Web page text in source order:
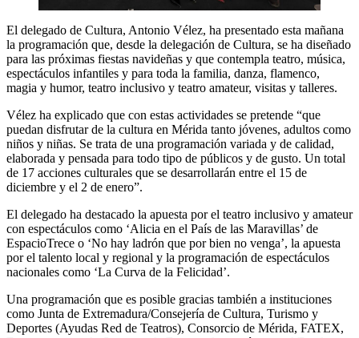
El delegado de Cultura, Antonio Vélez, ha presentado esta mañana
la programación que, desde la delegación de Cultura, se ha diseñado
para las próximas fiestas navideñas y que contempla teatro, música,
espectáculos infantiles y para toda la familia, danza, flamenco,
magia y humor, teatro inclusivo y teatro amateur, visitas y talleres.
Vélez ha explicado que con estas actividades se pretende “que
puedan disfrutar de la cultura en Mérida tanto jóvenes, adultos como
niños y niñas. Se trata de una programación variada y de calidad,
elaborada y pensada para todo tipo de públicos y de gusto. Un total
de 17 acciones culturales que se desarrollarán entre el 15 de
diciembre y el 2 de enero”.
El delegado ha destacado la apuesta por el teatro inclusivo y amateur
con espectáculos como ‘Alicia en el País de las Maravillas’ de
EspacioTrece o ‘No hay ladrón que por bien no venga’, la apuesta
por el talento local y regional y la programación de espectáculos
nacionales como ‘La Curva de la Felicidad’.
Una programación que es posible gracias también a instituciones
como Junta de Extremadura/Consejería de Cultura, Turismo y
Deportes (Ayudas Red de Teatros), Consorcio de Mérida, FATEX,